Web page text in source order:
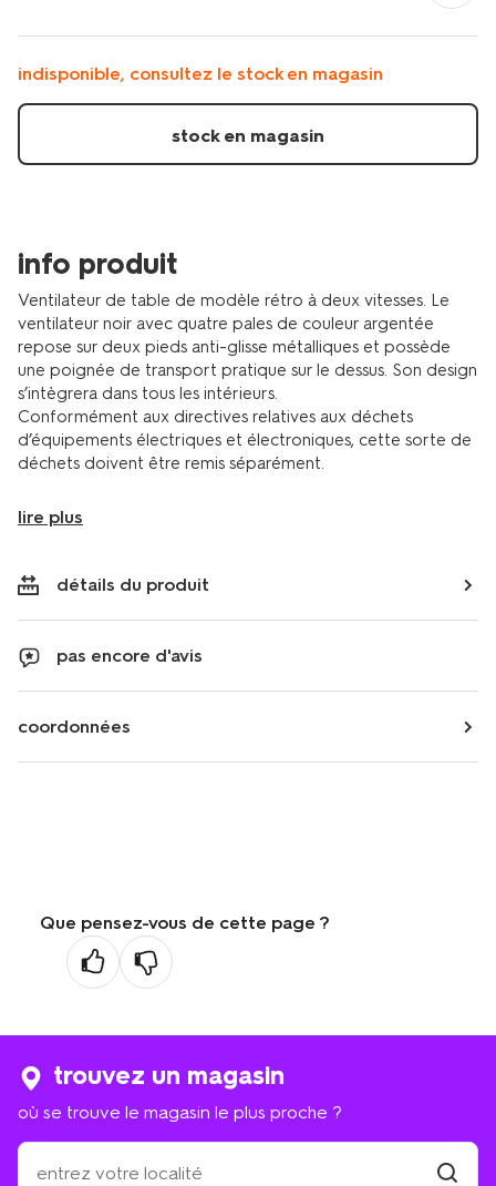
table-
retro-
25.8cm-
indisponible, consultez le stock en magasin
stock en magasin
info produit
Ventilateur de table de modèle rétro à deux vitesses. Le
ventilateur noir avec quatre pales de couleur argentée
repose sur deux pieds anti-glisse métalliques et possède
une poignée de transport pratique sur le dessus. Son design
s’intègrera dans tous les intérieurs.
Conformément aux directives relatives aux déchets
d’équipements électriques et électroniques, cette sorte de
déchets doivent être remis séparément.
lire plus
détails du produit
pas encore d'avis
coordonnées
Que pensez-vous de cette page ?
trouvez un magasin
où se trouve le magasin le plus proche ?
où